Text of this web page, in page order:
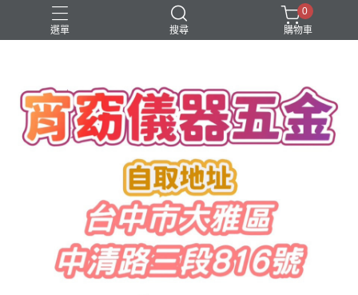
選單 搜尋
水管鋸
0
購物車